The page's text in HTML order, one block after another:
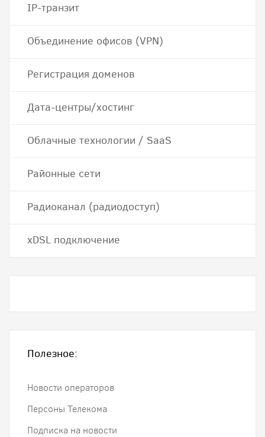
IP-транзит
Объединение офисов (VPN)
Регистрация доменов
Дата-центры/хостинг
Облачные технологии / SaaS
Районные сети
Радиоканал (радиодоступ)
хDSL подключение
Полезное:
Новости операторов
Персоны Телекома
Подписка на новости